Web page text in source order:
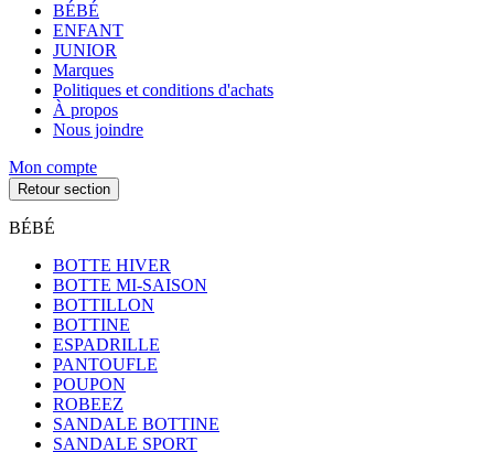
BÉBÉ
ENFANT
JUNIOR
Marques
Politiques et conditions d'achats
À propos
Nous joindre
Mon compte
Retour section
BÉBÉ
BOTTE HIVER
BOTTE MI-SAISON
BOTTILLON
BOTTINE
ESPADRILLE
PANTOUFLE
POUPON
ROBEEZ
SANDALE BOTTINE
SANDALE SPORT